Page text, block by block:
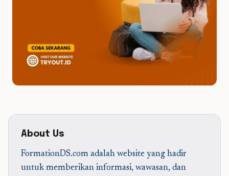
About Us
FormationDS.com adalah website yang hadir
untuk memberikan informasi, wawasan, dan